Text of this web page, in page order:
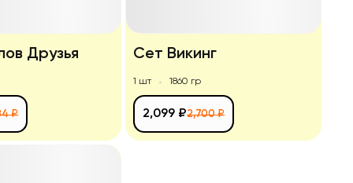
Друзья
₽
Сет Викинг
1 шт 1860 гр
2,700 ₽
2,099 ₽